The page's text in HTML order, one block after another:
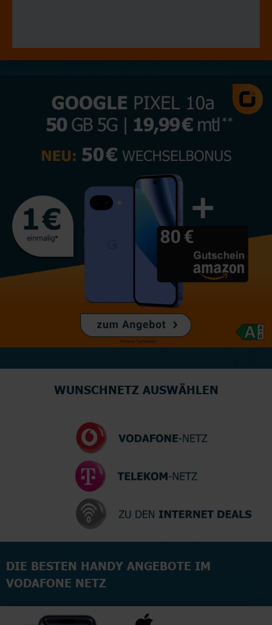
WUNSCHNETZ AUSWÄHLEN
DIE BESTEN HANDY ANGEBOTE IM
VODAFONE NETZ